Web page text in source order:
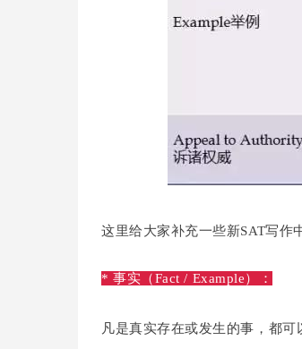
这里给大家补充一些新SAT写作
* 事实（Fact / Example）：
凡是真实存在或发生的事，都可